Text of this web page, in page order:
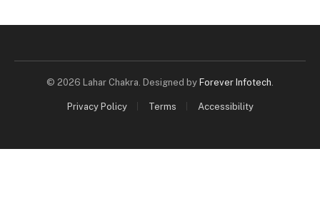
© 2026 Lahar Chakra. Designed by Forever Infotech
Privacy Policy Terms Accessibility